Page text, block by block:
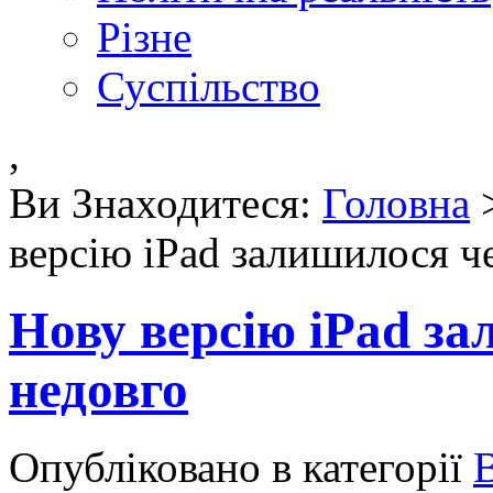
Різне
Суспільство
,
Ви Знаходитеся: Головна
версію iPad залишилося
Нову версію iPad
недовго
Опубліковано в категорії